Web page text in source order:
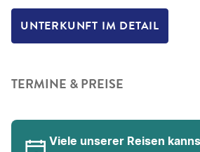
UNTERKUNFT IM DETAIL
TERMINE & PREISE
Viele unserer Reisen